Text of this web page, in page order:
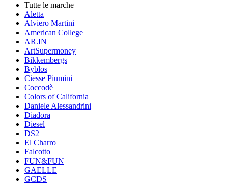
Tutte le marche
Aletta
Alviero Martini
American College
AR.IN
ArtSupermoney
Bikkembergs
Byblos
Ciesse Piumini
Coccodè
Colors of California
Daniele Alessandrini
Diadora
Diesel
DS2
El Charro
Falcotto
FUN&FUN
GAELLE
GCDS